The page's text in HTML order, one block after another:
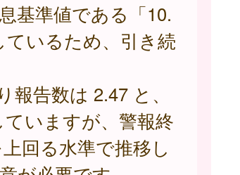
基準値である「10.
いるため、引き続
告数は 2.47 と、
いますが、警報終
回る水準で推移し